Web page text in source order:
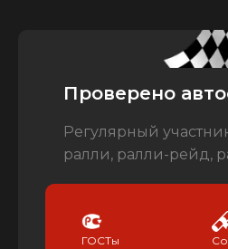
Проверено
Регулярный
ралли, ралли-рейд,
ГОСТы